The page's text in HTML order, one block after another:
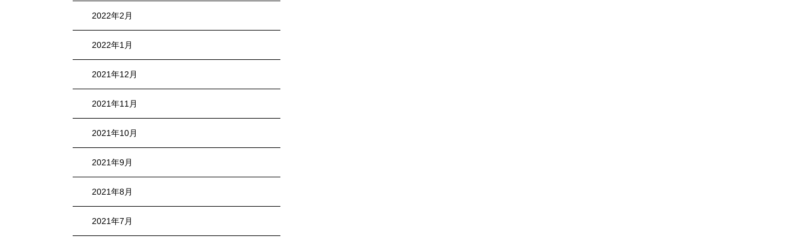
2022年2月
2022年1月
2021年12月
2021年11月
2021年10月
2021年9月
2021年8月
2021年7月